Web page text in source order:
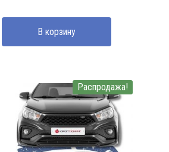
составляла
3000000 UZS.
2500000 UZS.
В корзину
Распродажа!